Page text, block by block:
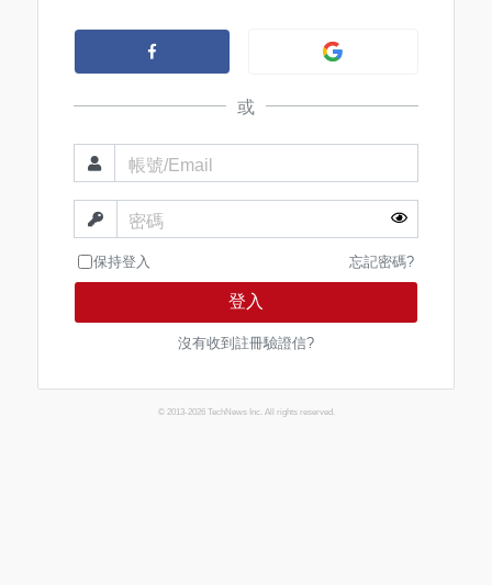
或
帳號/Email
密碼
保持登入 忘記密碼?
登入
沒有收到註冊驗證信?
© 2013-2026 TechNews Inc. All rights reserved.